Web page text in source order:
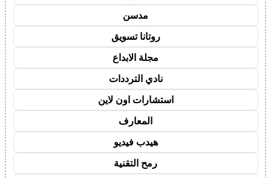
مدسن
روتانا تسويق
مجلة الابداع
نادي الترددات
استشارات اون لاين
المعارف
هيدب فيديو
رمح التقنية